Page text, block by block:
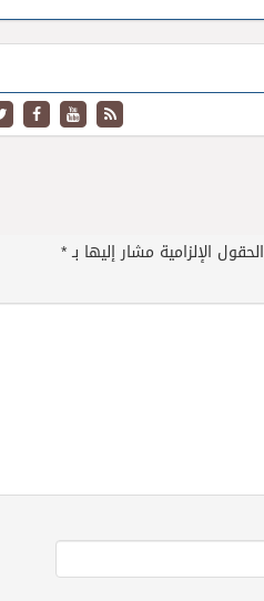
الحقول الإلزامية مشار إليها بـ*